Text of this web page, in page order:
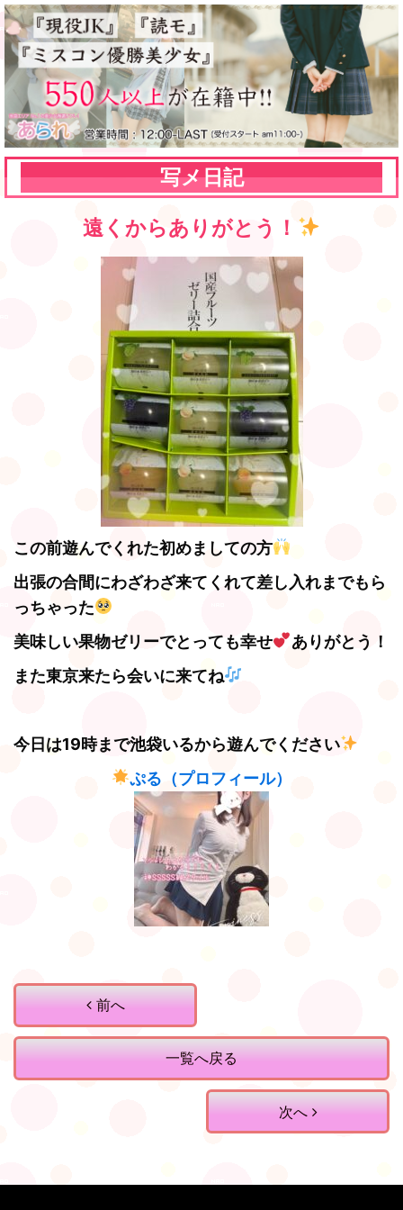
写メ日記
遠くからありがとう！
この前遊んでくれた初めましての方
出張の合間にわざわざ来てくれて差し入れまでもら
っちゃった
美味しい果物ゼリーでとっても幸せ
ありがとう！
また東京来たら会いに来てね
今日は19時まで池袋いるから遊んでください
ぷる（プロフィール）
前へ
一覧へ戻る
次へ